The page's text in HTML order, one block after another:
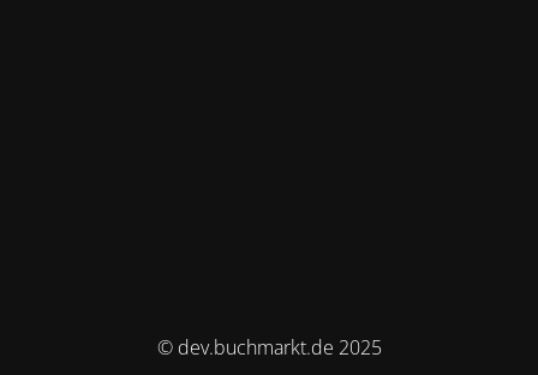
© dev.buchmarkt.de 2025